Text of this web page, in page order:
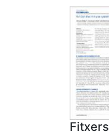
Fitxers